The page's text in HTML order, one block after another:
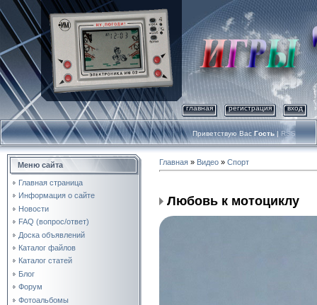
главная регистрация вход
Приветствую Вас Гость | RSS
Меню сайта
Главная страница
Информация о сайте
Новости
FAQ (вопрос/ответ)
Доска объявлений
Каталог файлов
Каталог статей
Блог
Форум
Фотоальбомы
Главная » Видео » Спорт
Любовь к мотоциклу